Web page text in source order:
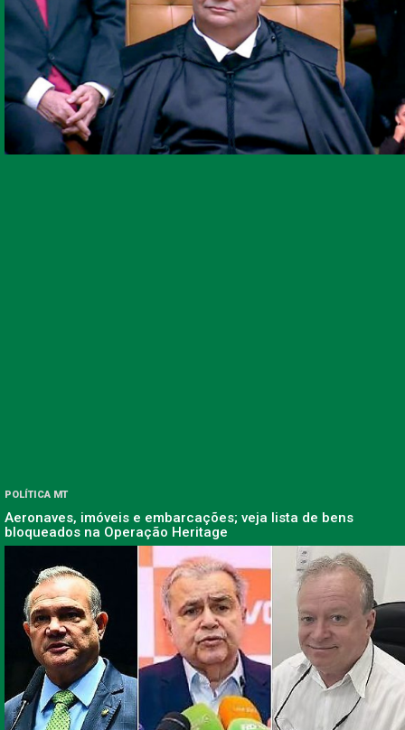
POLÍTICA MT
Aeronaves, imóveis e embarcações; veja lista de bens
bloqueados na Operação Heritage